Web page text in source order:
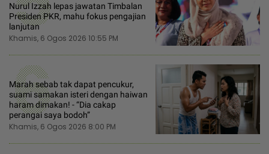
Nurul Izzah lepas jawatan Timbalan
Presiden PKR, mahu fokus pengajian
lanjutan
Khamis, 6 Ogos 2026 10:55 PM
6
Marah sebab tak dapat pencukur,
suami samakan isteri dengan haiwan
haram dimakan! - “Dia cakap
perangai saya bodoh”
Khamis, 6 Ogos 2026 8:00 PM